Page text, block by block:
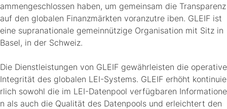
ammengeschlossen haben, um gemeinsam die Transparenz
auf den globalen Finanzmärkten voranzutre iben. GLEIF ist
eine supranationale gemeinnützige Organisation mit Sitz in
Basel, in der Schweiz.
Die Dienstleistungen von GLEIF gewährleisten die operative
Integrität des globalen LEI-Systems. GLEIF erhöht kontinuie
rlich sowohl die im LEI-Datenpool verfügbaren Informatione
n als auch die Qualität des Datenpools und erleichtert den